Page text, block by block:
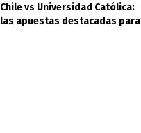
Chile vs Universidad Católica:
las apuestas destacadas para